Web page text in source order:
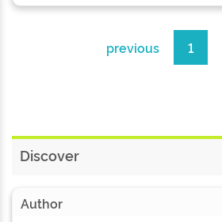
previous 1
Discover
Author